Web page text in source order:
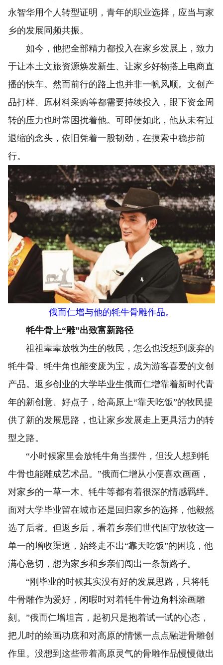
永智华用个人转型证明，青年的职业选择，应当与家
乡的发展同频共振。
如今，他把全部精力都投入在家乡发展上，致力
于让本土文旅资源焕发新生、让家乡好物搭上电商直
播的快车。然而前行的路上也并非一帆风顺。文创产
品打样、原材料采购等都需要持续投入，眼下资金周
转的压力也时常困扰着他。可即便如此，他从未有过
退缩的念头，依旧凭着一股韧劲，在摸索中稳步前
行。
俄而仁增与他的牦牛骨雕作品。
牦牛骨上“雕”出致富新路径
祖祖辈辈放牧为生的牧民，怎么也没想到废弃的
牦牛骨、牦牛角也能变废为宝，成为游客喜爱的文创
产品。返乡创业的大学毕业生俄而仁增靠着新时代青
年的新创意、好点子，给高原上“靠天吃饭”的牧民提
供了新的发展思路，也让家乡发展走上更具活力的转
型之路。
“小时候家里会放牦牛角当摆件，但没人想到牦
牛骨也能雕成艺术品。”俄而仁增从小便喜欢画画，
对家乡的一草一木、牦牛等都有着很深的情感羁绊。
面对大学毕业留在城市还是回归家乡的选择，他毅然
选了后者。但返乡后，看着乡亲们世代固守放牧这一
单一的增收渠道，始终走不出“靠天吃饭”的困境，他
满心急切，想为家乡和乡亲们闯出一条新路子。
“刚毕业的时候其实没有好的发展思路，只将牦
牛骨雕作为爱好，闲暇时对着牦牛骨边角料涂画雕
刻。”俄而仁增坦言，起初只是抱着试一试的心态，
把儿时的绘画功底和对高原的情愫一点点融进骨雕创
作里。没想到这些带着高原灵气的骨雕作品慢慢做出